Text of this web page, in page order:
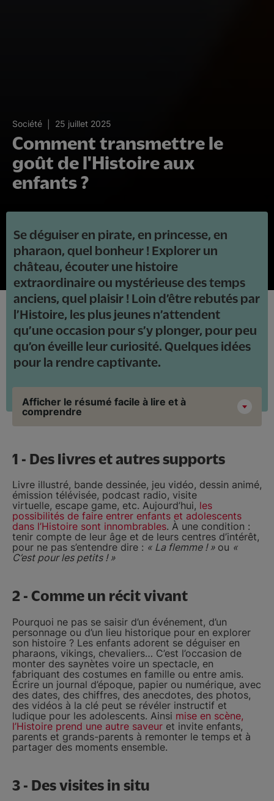
Société 25 juillet 2025
Comment transmettre le
goût de l'Histoire aux
enfants ?
Se déguiser en pirate, en princesse, en
pharaon, quel bonheur ! Explorer un
château, écouter une histoire
extraordinaire ou mystérieuse des temps
anciens, quel plaisir ! Loin d’être rebutés par
l’Histoire, les plus jeunes n’attendent
qu’une occasion pour s’y plonger, pour peu
qu’on éveille leur curiosité. Quelques idées
pour la rendre captivante.
Afficher le résumé facile à lire et à
comprendre
1 - Des livres et autres supports
Livre illustré, bande dessinée, jeu vidéo, dessin animé,
émission télévisée, podcast radio, visite
virtuelle, escape game, etc. Aujourd’hui, les
possibilités de faire entrer enfants et adolescents
dans l’Histoire sont innombrables. À une condition :
tenir compte de leur âge et de leurs centres d’intérêt,
pour ne pas s’entendre dire : « La flemme ! » ou «
C’est pour les petits ! »
2 - Comme un récit vivant
Pourquoi ne pas se saisir d’un événement, d’un
personnage ou d’un lieu historique pour en explorer
son histoire ? Les enfants adorent se déguiser en
pharaons, vikings, chevaliers… C’est l’occasion de
monter des saynètes voire un spectacle, en
fabriquant des costumes en famille ou entre amis.
Écrire un journal d’époque, papier ou numérique, avec
des dates, des chiffres, des anecdotes, des photos,
des vidéos à la clé peut se révéler instructif et
ludique pour les adolescents. Ainsi mise en scène,
l’Histoire prend une autre saveur et invite enfants,
parents et grands-parents à remonter le temps et à
partager des moments ensemble.
3 - Des visites in situ